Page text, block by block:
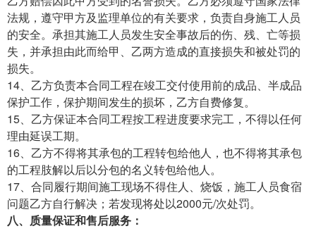
法规，遵守甲方及监理单位的有关要求，负责自身施工人员
的安全。承担其施工人员发生安全事故后的伤、残、亡等损
失，并承担由此而给甲、乙两方造成的直接损失和被处罚的
损失。
14、乙方负责本合同工程在竣工交付使用前的成品、半成品
保护工作，保护期间发生的损坏，乙方自费修复。
15、乙方保证本合同工程按工程进度要求完工，不得以任何
理由延误工期。
16、乙方不得将其承包的工程转包给他人，也不得将其承包
的工程肢解以后以分包的名义转包给他人。
17、合同履行期间施工现场不得住人、烧饭，施工人员食宿
问题乙方自行解决；若发现将处以2000元/次处罚。
八、质量保证和售后服务：